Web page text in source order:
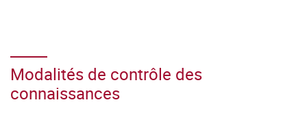
Modalités de contrôle des
connaissances